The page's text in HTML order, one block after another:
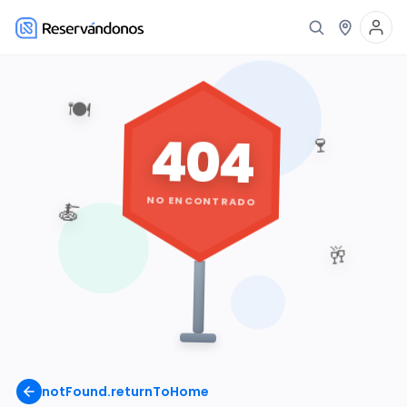
notFound.returnToHome
🍽️
🍷
🥂
🍝
404
NO ENCONTRADO